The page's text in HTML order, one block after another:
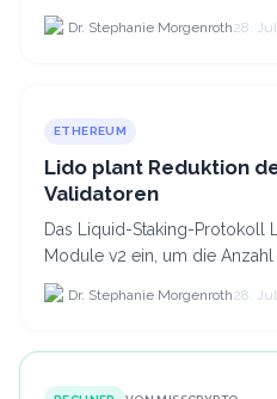
Erstellung gefälschter ZEC-
Dr. Stephanie Morgenroth28.
ETHEREUM
Lido plant Reduktion
Validatoren
Das Liquid-Staking-Protokoll
Module v2 ein, um die
von 880.000 auf etwa 628.
Dr. Stephanie Morgenroth28.